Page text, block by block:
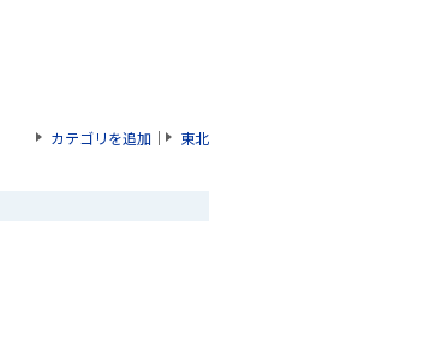
カテゴリを追加 ｜ 東北